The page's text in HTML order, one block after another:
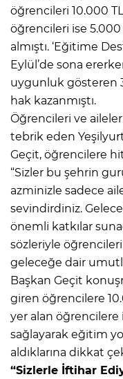
öğrencileri 10.000
öğrencileri ise 5.000
almıştı. ‘Eğitime
Eylül’de sona
uygunluk gösteren
hak kazanmıştı.
Öğrencileri ve
tebrik eden
Geçit, öğrencilere
“Sizler bu şehrin
azminizle sadece
sevindirdiniz.
önemli katkılar
sözleriyle
geleceğe dair
Başkan Geçit
giren öğrencilere
yer alan öğrencilere
sağlayarak eğitim
aldıklarına dikkat
“Sizlerle İftihar